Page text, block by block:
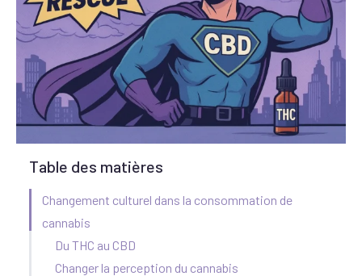
Table des matières
Changement culturel dans la consommation de
cannabis
Du THC au CBD
Changer la perception du cannabis